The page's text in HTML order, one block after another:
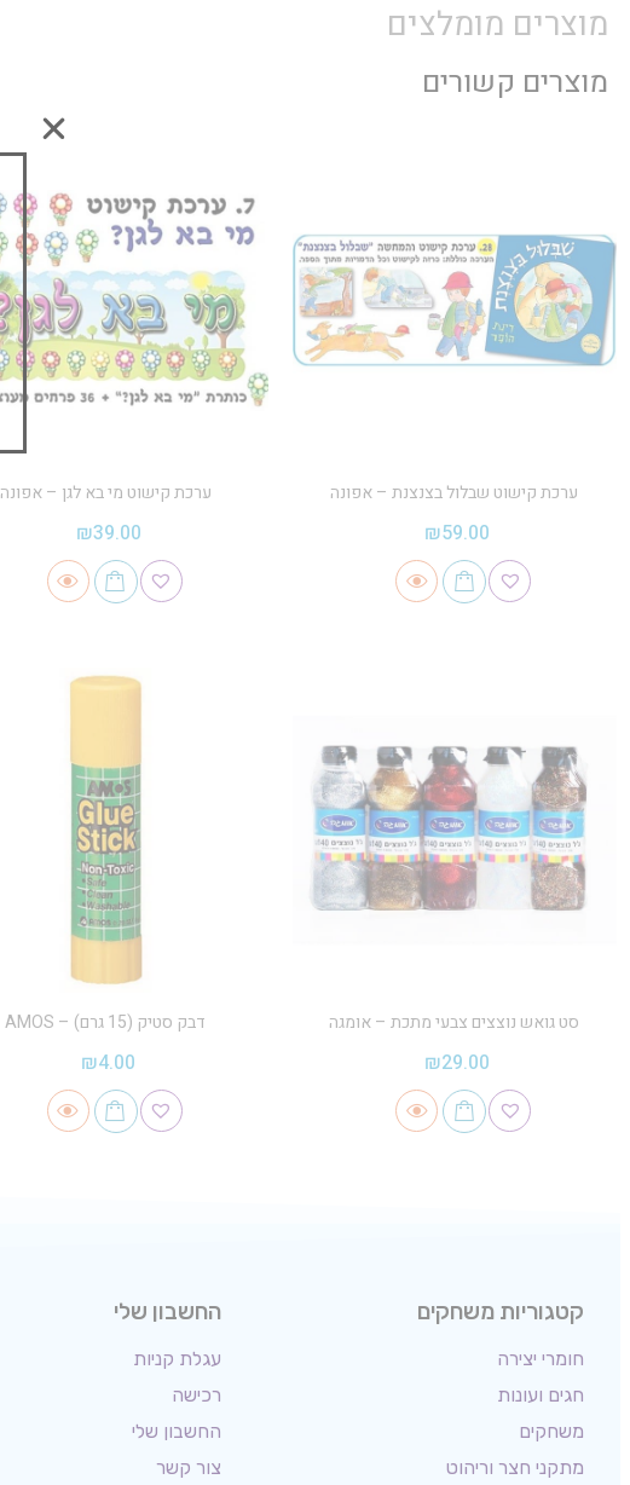
מוצרים מומלצים
מוצרים קשורים
ערכת קישוט שבלול בצנצנת – אפונה
₪59.00
ערכת קישוט מי בא לגן – אפונה
₪39.00
סט גואש נוצצים צבעי מתכת – אומגה
₪29.00
דבק סטיק (15 גרם) – AMOS
₪4.00
קטגוריות משחקים
חומרי יצירה
חגים ועונות
משחקים
מתקני חצר וריהוט
החשבון שלי
עגלת קניות
רכישה
החשבון שלי
צור קשר